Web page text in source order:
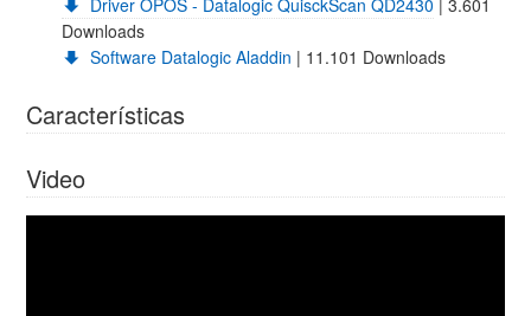
Downloads
Software Datalogic Aladdin | 11.101 Downloads
Características
Video